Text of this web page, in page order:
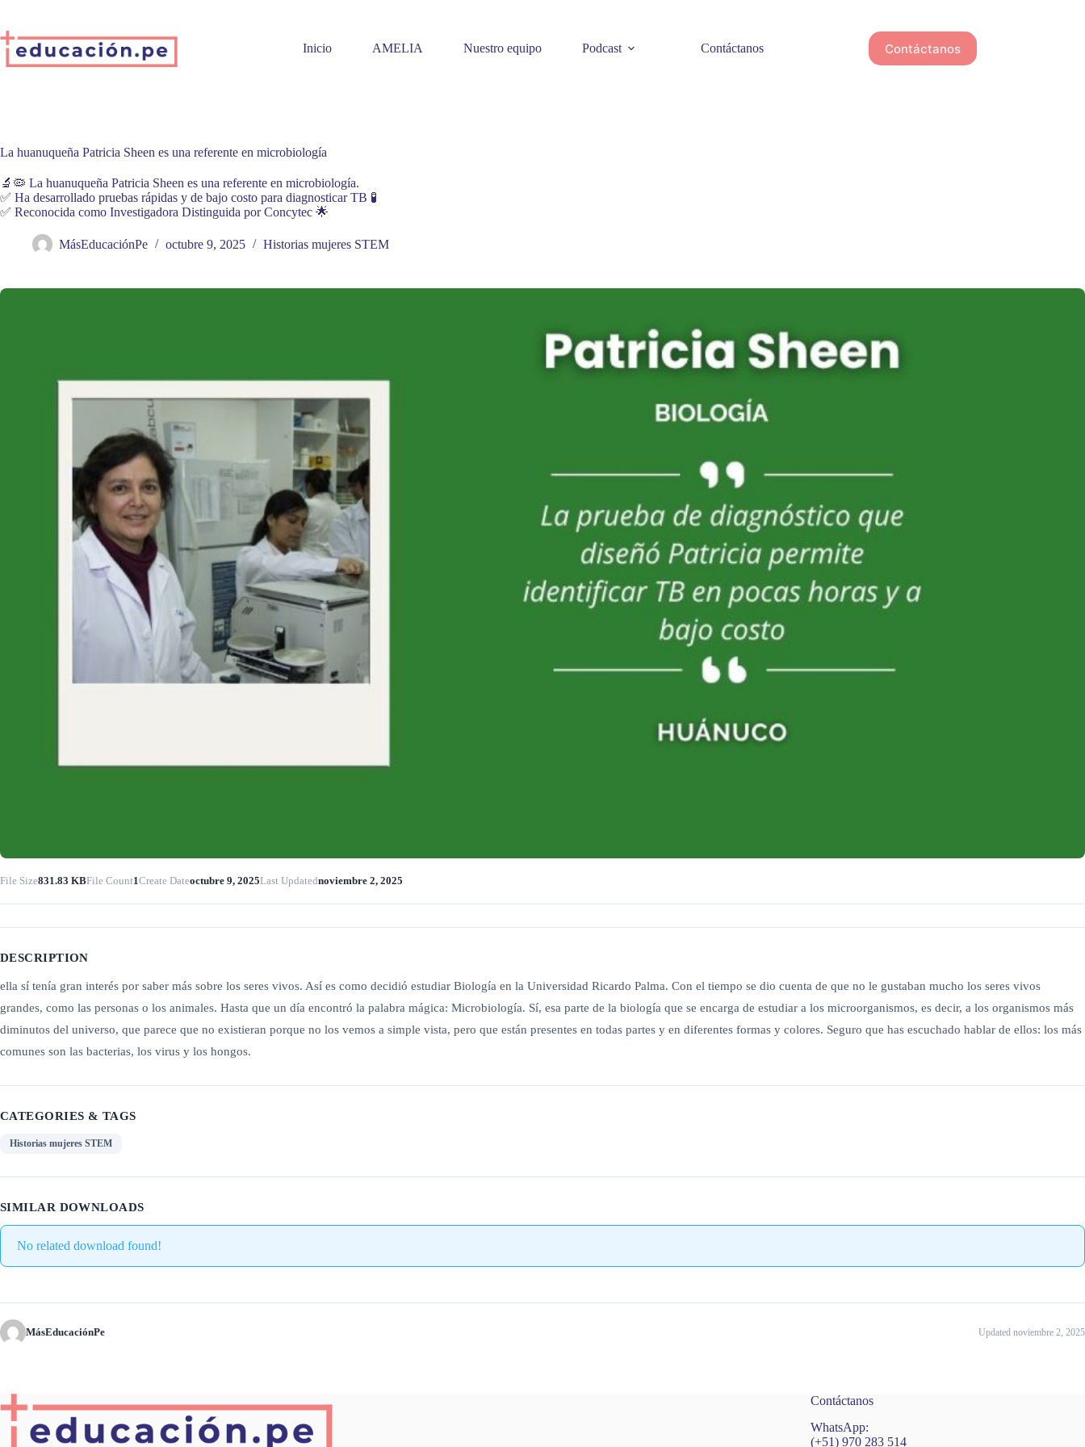
content
Inicio
AMELIA Nuestro equipo Podcast Contáctanos Contáctanos
La huanuqueña Patricia Sheen es una referente en microbiología
🔬🦠 La huanuqueña Patricia Sheen es una referente en microbiología.
✅ Ha desarrollado pruebas rápidas y de bajo costo para diagnosticar TB 🧪
✅ Reconocida como Investigadora Distinguida por Concytec 🌟
MásEducaciónPe octubre 9, 2025 Historias mujeres STEM
File Size831.83 KBFile Count1Create Dateoctubre 9, 2025Last Updatednoviembre 2, 2025
DESCRIPTION
ella sí tenía gran interés por saber más sobre los seres vivos. Así es como decidió estudiar Biología en la Universidad Ricardo Palma. Con el tiempo se dio cuenta de que no le gustaban mucho los seres vivos
grandes, como las personas o los animales. Hasta que un día encontró la palabra mágica: Microbiología. Sí, esa parte de la biología que se encarga de estudiar a los microorganismos, es decir, a los organismos más
diminutos del universo, que parece que no existieran porque no los vemos a simple vista, pero que están presentes en todas partes y en diferentes formas y colores. Seguro que has escuchado hablar de ellos: los más
comunes son las bacterias, los virus y los hongos.
CATEGORIES & TAGS
Historias mujeres STEM
SIMILAR DOWNLOADS
No related download found!
MásEducaciónPe Updated noviembre 2, 2025
Contáctanos
WhatsApp:
(+51) 970 283 514